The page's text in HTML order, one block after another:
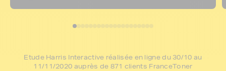
Etude Harris Interactive réalisée en ligne du 30/10 au
11/11/2020 auprès de 871 clients FranceToner